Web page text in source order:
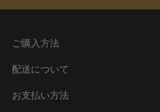
ご購入方法
配送について
お支払い方法